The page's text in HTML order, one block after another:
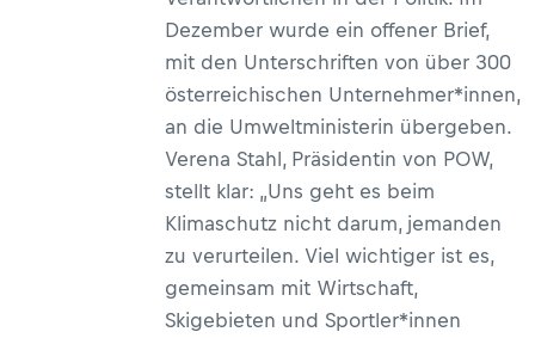
Dezember wurde ein offener Brief,
mit den Unterschriften von über 300
österreichischen Unternehmer*innen,
an die Umweltministerin übergeben.
Verena Stahl, Präsidentin von POW,
stellt klar: „Uns geht es beim
Klimaschutz nicht darum, jemanden
zu verurteilen. Viel wichtiger ist es,
gemeinsam mit Wirtschaft,
Skigebieten und Sportler*innen